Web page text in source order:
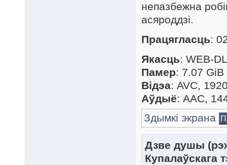
непазбежна
асяроддзі.
Працягласць:
Якасць: WEB-
Памер: 7.07 GiB
Відэа: AVC,
Аўдыё: AAC,
Здымкі экрана
Дзве душы
Купалаўскага